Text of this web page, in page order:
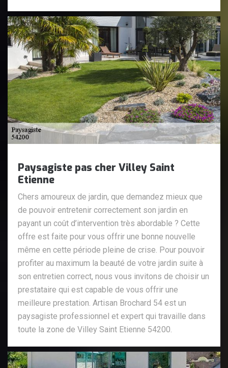
Paysagiste pas cher Villey Saint
Etienne
Chers amoureux de jardin, que demandez mieux que
de pouvoir entretenir correctement son jardin en
payant un coût d’intervention très abordable ? Cette
offre est faite pour vous offrir une bonne nouvelle
même en cette période pleine de crise. Pour pouvoir
profiter au maximum la beauté de votre jardin suite à
son entretien correct, nous vous invitons de choisir un
prestataire qui est capable de vous offrir une
meilleure prestation. Artisan Brochard 54 est un
paysagiste professionnel et expert qui travaille dans
toute la zone de Villey Saint Etienne 54200.